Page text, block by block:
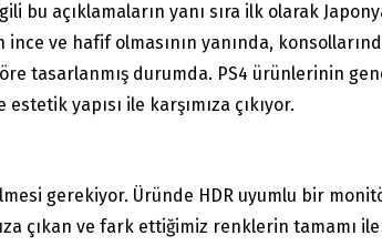
bu açıklamaların yanı sıra ilk olarak
ve hafif olmasının yanında,
tasarlanmış durumda. PS4 ürünlerinin
yapısı ile karşımıza çıkıyor.
gerekiyor. Üründe HDR uyumlu bir
çıkan ve fark ettiğimiz renklerin tamamı